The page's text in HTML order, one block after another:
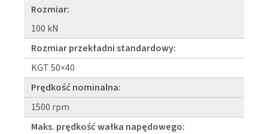
Rozmiar:
100 kN
Rozmiar przekładni standardowy:
KGT 50×40
Prędkość nominalna:
1500 rpm
Maks. prędkość wałka napędowego: